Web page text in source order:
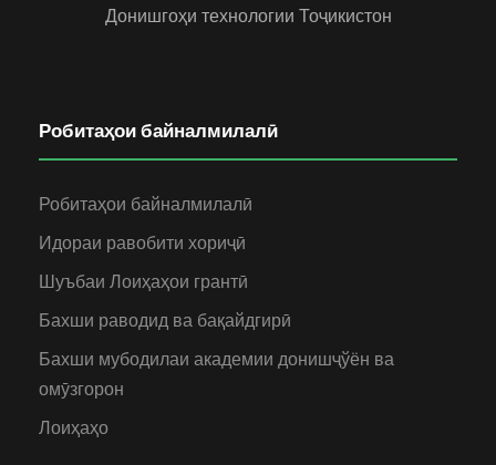
Донишгоҳи технологии Тоҷикистон
Робитаҳои байналмилалӣ
Робитаҳои байналмилалӣ
Идораи равобити хориҷӣ
Шуъбаи Лоиҳаҳои грантӣ
Бахши раводид ва бақайдгирӣ
Бахши мубодилаи академии донишҷўён ва
омӯзгорон
Лоиҳаҳо